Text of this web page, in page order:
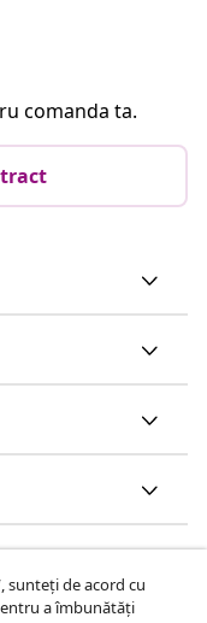
comanda ta.
sunteți de acord cu
a îmbunătăți